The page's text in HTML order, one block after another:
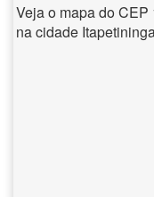
Veja o mapa do
na cidade